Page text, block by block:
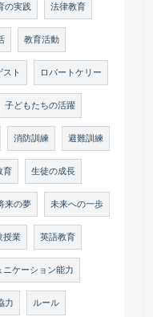
の実践 法律教育
教育活動
スト ロバートケリー
子どもたちの活躍
消防訓練 避難訓練
育 生徒の成長
来の夢 未来への一歩
授業 英語教育
ニケーション能力
力 ルール